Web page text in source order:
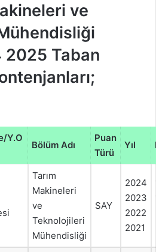
ve
2025 Taban
Y.O
Bölüm Adı
Puan
Türü
Yıl
Tarım
Makineleri
ve
Teknolojileri
Mühendisliği
SAY
2024
2023
2022
2021